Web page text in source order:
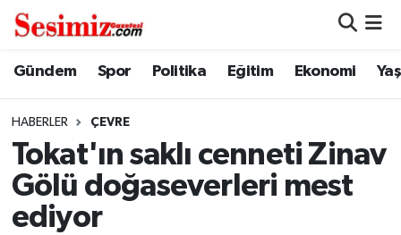
Gündem Spor Politika Eğitim Ekonomi
HABERLER ÇEVRE
Tokat'ın saklı cenneti Zinav
Gölü doğaseverleri mest
ediyor
Dünya
Ekonomi
Genel
Nöbetçi Eczaneler
Namaz Vakitleri
Trafik Durumu